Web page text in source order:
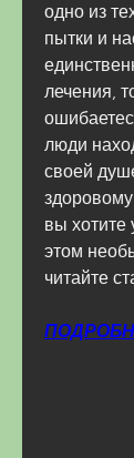
одно из
пытки и
лечения,
люди
своей
вы хотите
этом
читайте